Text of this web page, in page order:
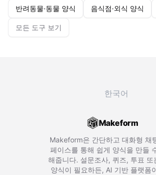
반려동물·동물 양식 음식점·외식 양식
모든 도구 보기
Makeform
Makeform은 간단하고 대화형 채
페이스를 통해 쉽게 양식을 만들
해줍니다. 설문조사, 퀴즈, 투표 또
양식이 필요하든, AI 기반 플랫폼